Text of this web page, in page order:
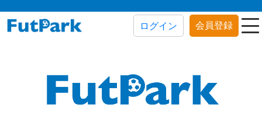
ログイン 会員登録